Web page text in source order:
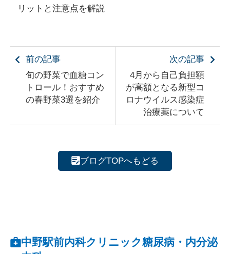
リットと注意点を解説
前の記事
旬の野菜で血糖コン
トロール！おすすめ
の春野菜3選を紹介
次の記事
4月から自己負担額
が高額となる新型コ
ロナウイルス感染症
治療薬について
ブログTOPへもどる
中野駅前内科クリニック糖尿病・内分泌